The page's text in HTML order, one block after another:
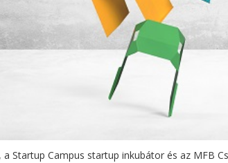
Startup Campus startup inkubátor és az MFB